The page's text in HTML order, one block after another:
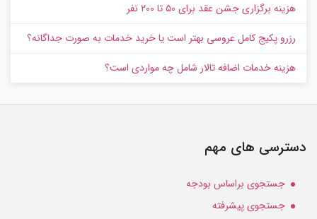
هزینه برگزاری جشن عقد برای ۵۰ تا ۲۰۰ نفر
رزرو پکیج کامل عروسی بهتر است یا خرید خدمات به‌ صورت جداگانه؟
هزینه خدمات اضافه تالار شامل چه مواردی است؟
دسترسی های مهم
جستجوی براساس بودجه
جستجوی پیشرفته